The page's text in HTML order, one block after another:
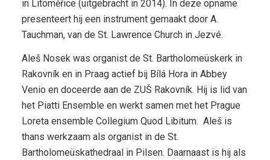
in Litoměřice (uitgebracht in 2014). In deze opname
presenteert hij een instrument gemaakt door A.
Tauchman, van de St. Lawrence Church in Jezvé.
Aleš Nosek was organist de St. Bartholomeüskerk in
Rakovník en in Praag actief bij Bílá Hora in Abbey
Venio en doceerde aan de ZUŠ Rakovník. Hij is lid van
het Piatti Ensemble en werkt samen met het Prague
Loreta ensemble Collegium Quod Libitum. Aleš is
thans werkzaam als organist in de St.
Bartholomeüskathedraal in Pilsen. Daarnaast is hij als